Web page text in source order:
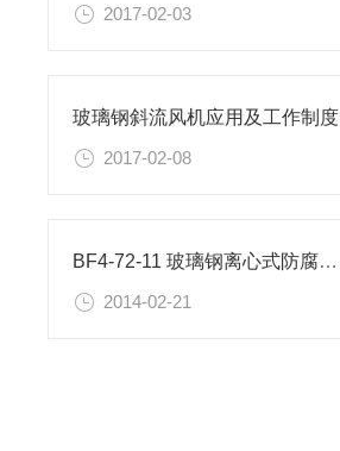
2017-02-03
玻璃钢斜流风机应用及工作制度
2017-02-08
BF4-72-11 玻璃钢离心式防腐风机产品详细描述
2014-02-21